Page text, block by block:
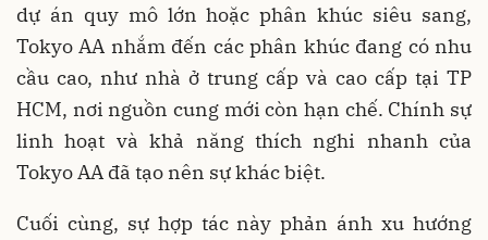
dự án quy mô lớn hoặc phân khúc siêu sang,
Tokyo AA nhắm đến các phân khúc đang có nhu
cầu cao, như nhà ở trung cấp và cao cấp tại TP
HCM, nơi nguồn cung mới còn hạn chế. Chính sự
linh hoạt và khả năng thích nghi nhanh của
Tokyo AA đã tạo nên sự khác biệt.
Cuối cùng, sự hợp tác này phản ánh xu hướng